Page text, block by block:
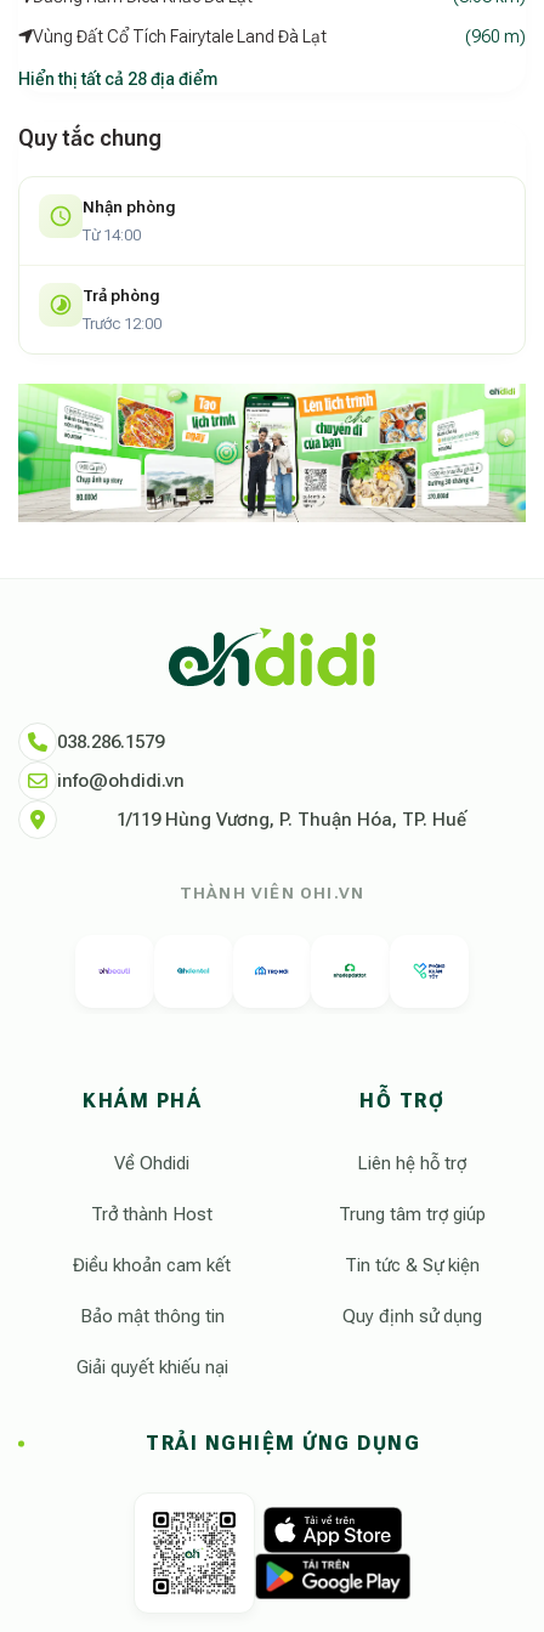
Vùng Đất Cổ Tích Fairytale Land Đà Lạt (960 m)
Hiển thị tất cả 28 địa điểm
Quy tắc chung
Nhận phòng
Từ 14:00
Trả phòng
Trước 12:00
038.286.1579
info@ohdidi.vn
1/119 Hùng Vương, P. Thuận Hóa, TP. Huế
THÀNH VIÊN OHI.VN
KHÁM PHÁ
Về Ohdidi
Trở thành Host
Điều khoản cam kết
Bảo mật thông tin
Giải quyết khiếu nại
HỖ TRỢ
Liên hệ hỗ trợ
Trung tâm trợ giúp
Tin tức & Sự kiện
Quy định sử dụng
TRẢI NGHIỆM ỨNG DỤNG